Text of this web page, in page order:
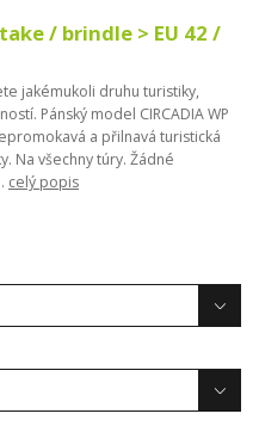
/ brindle > EU 42 /
jakémukoli druhu turistiky,
Pánský model CIRCADIA WP
a přilnavá turistická
Na všechny túry. Žádné
celý popis